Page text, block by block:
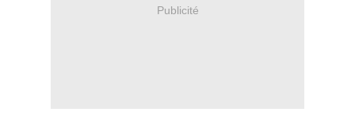
Publicité